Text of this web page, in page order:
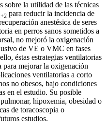
sobre la utilidad de las técnicas
para reducir la incidencia de
anestésica de seres
en perros sanos sometidos a
no mejoró la oxigenación
de VE o VMC en fases
éstas estrategias ventilatorias
mejorar la oxigenación
ventilatorias a corto
no obesos, bajo condiciones
en el estudio. Su posible
hipoxemia, obesidad o
de toracoscopia o
estudios.